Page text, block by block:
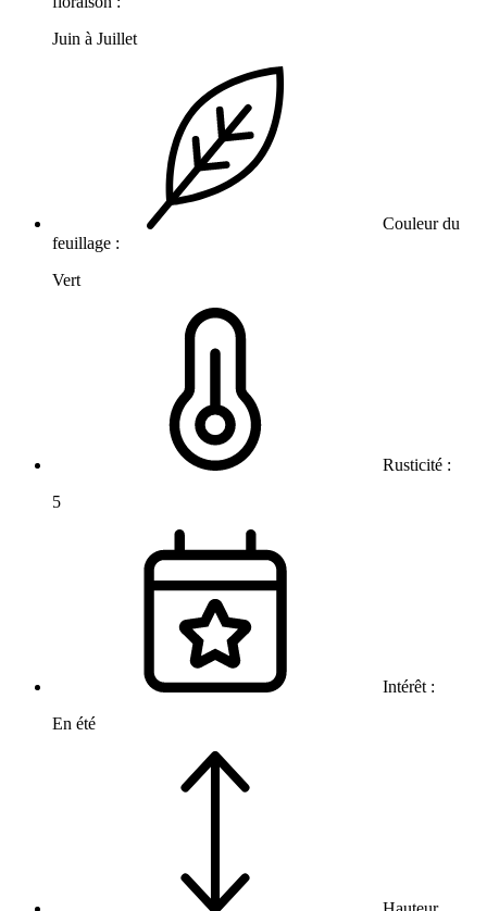
Juin à Juillet
Couleur du
feuillage :
Vert
Rusticité :
5
Intérêt :
En été